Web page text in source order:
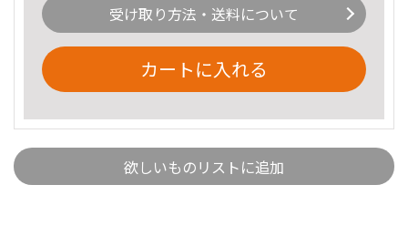
受け取り方法・送料について
カートに入れる
欲しいものリストに追加